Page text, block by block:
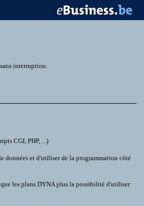
interruption.
CGI, PHP, ...)
données et d'utiliser de la programmation côté
les plans DYNA plus la possibilité d'utiliser